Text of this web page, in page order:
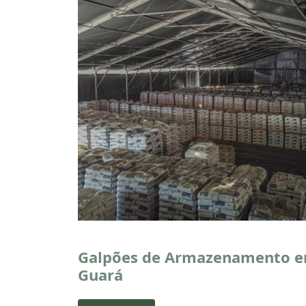
Galpões de Armazenamento
Guará